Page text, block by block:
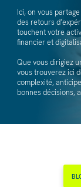
Ici, on vous
des retours
touchent votre
financier et
Que vous dirigiez
vous trouverez ici
complexité,
bonnes décisions,